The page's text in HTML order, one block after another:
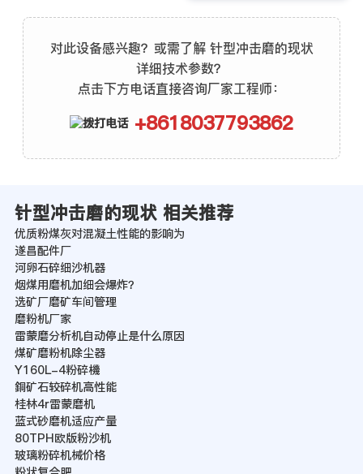
对此设备感兴趣？或需了解 针型冲击磨的现状
详细技术参数？
点击下方电话直接咨询厂家工程师：
+8618037793862
针型冲击磨的现状 相关推荐
优质粉煤灰对混凝土性能的影响为
遂昌配件厂
河卵石碎细沙机器
烟煤用磨机加细会爆炸？
选矿厂磨矿车间管理
磨粉机厂家
雷蒙磨分析机自动停止是什么原因
煤矿磨粉机除尘器
Y160L-4粉碎機
銅矿石较碎机高性能
桂林4r雷蒙磨机
蓝式砂磨机适应产量
80TPH欧版粉沙机
玻璃粉碎机械价格